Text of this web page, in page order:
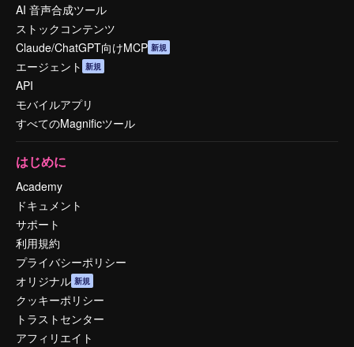
AI 音声合成ツール
ストックコンテンツ
Claude/ChatGPT向けMCP 新規
エージェント 新規
API
モバイルアプリ
すべてのMagnificツール
はじめに
Academy
ドキュメント
サポート
利用規約
プライバシーポリシー
オリジナル 新規
クッキーポリシー
トラストセンター
アフィリエイト